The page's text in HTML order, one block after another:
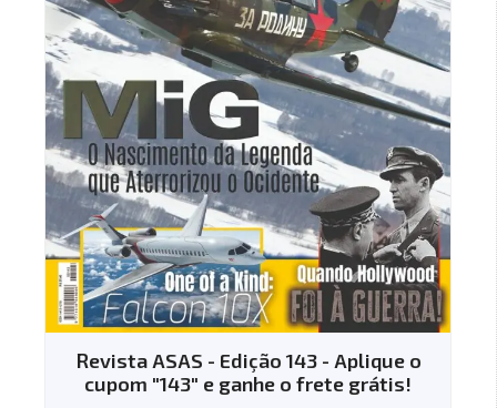
Revista ASAS - Edição 143 - Aplique o
cupom "143" e ganhe o frete grátis!